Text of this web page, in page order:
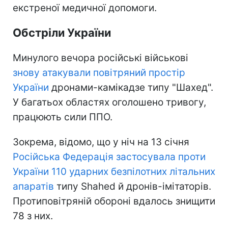
екстреної медичної допомоги.
Обстріли України
Минулого вечора російські військові
знову атакували повітряний простір
України дронами-камікадзе типу "Шахед".
У багатьох областях оголошено тривогу,
працюють сили ППО.
Зокрема, відомо, що у ніч на 13 січня
Російська Федерація застосувала проти
України 110 ударних безпілотних літальних
апаратів типу Shahed й дронів-імітаторів.
Протиповітряній обороні вдалось знищити
78 з них.